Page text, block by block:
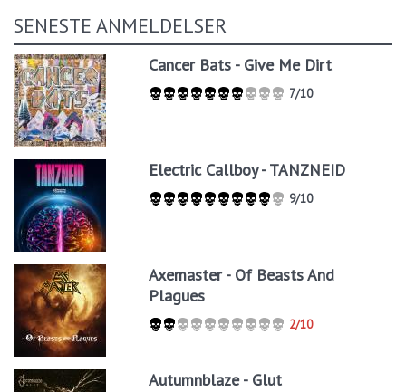
SENESTE ANMELDELSER
Cancer Bats - Give Me Dirt
7/10
Electric Callboy - TANZNEID
9/10
Axemaster - Of Beasts And
Plagues
2/10
Autumnblaze - Glut